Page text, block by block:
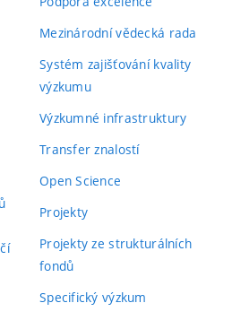
Mezinárodní vědecká rada
Systém zajišťování kvality
výzkumu
Výzkumné infrastruktury
Transfer znalostí
Open Science
Projekty
Projekty ze strukturálních
fondů
Specifický výzkum